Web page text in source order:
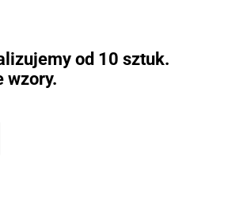
od 10 sztuk.
wzory.